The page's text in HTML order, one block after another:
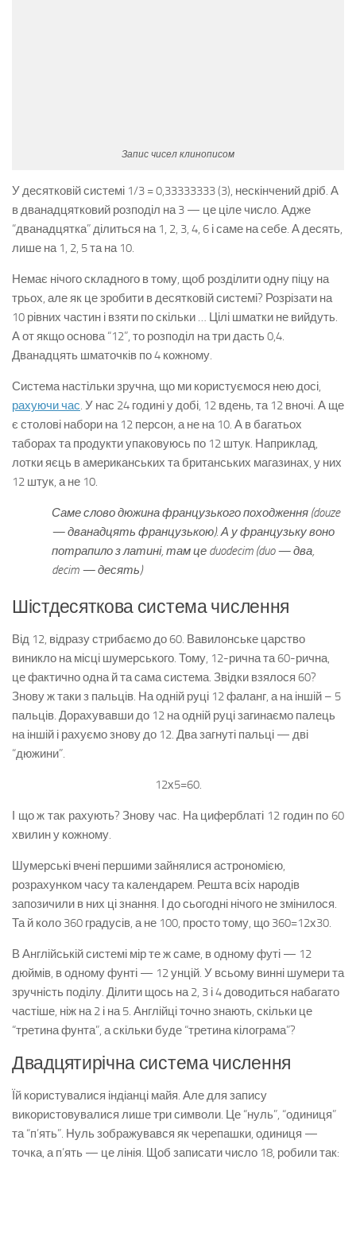
Запис чисел клинописом
У десятковій системі 1/3 = 0,33333333 (3), нескінчений дріб. А
в дванадцятковий розподіл на 3 — це ціле число. Адже
“дванадцятка” ділиться на 1, 2, 3, 4, 6 і саме на себе. А десять,
лише на 1, 2, 5 та на 10.
Немає нічого складного в тому, щоб розділити одну піцу на
трьох, але як це зробити в десятковій системі? Розрізати на
10 рівних частин і взяти по скільки … Цілі шматки не вийдуть.
А от якщо основа “12”, то розподіл на три дасть 0,4.
Дванадцять шматочків по 4 кожному.
Система настільки зручна, що ми користуємося нею досі,
рахуючи час. У нас 24 годині у добі, 12 вдень, та 12 вночі. А ще
є столові набори на 12 персон, а не на 10. А в багатьох
таборах та продукти упаковуюсь по 12 штук. Наприклад,
лотки яєць в американських та британських магазинах, у них
12 штук, а не 10.
Саме слово дюжина французького походження (douze
— дванадцять французькою). А у французьку воно
потрапило з латині, там це duodecim (duo — два,
decim — десять)
Шістдесяткова система числення
Від 12, відразу стрибаємо до 60. Вавилонське царство
виникло на місці шумерського. Тому, 12-рична та 60-рична,
це фактично одна й та сама система. Звідки взялося 60?
Знову ж таки з пальців. На одній руці 12 фаланг, а на іншій – 5
пальців. Дорахувавши до 12 на одній руці загинаємо палець
на іншій і рахуємо знову до 12. Два загнуті пальці — дві
“дюжини”.
12х5=60.
І що ж так рахують? Знову час. На циферблаті 12 годин по 60
хвилин у кожному.
Шумерські вчені першими зайнялися астрономією,
розрахунком часу та календарем. Решта всіх народів
запозичили в них ці знання. І до сьогодні нічого не змінилося.
Та й коло 360 градусів, а не 100, просто тому, що 360=12х30.
В Англійській системі мір те ж саме, в одному футі — 12
дюймів, в одному фунті — 12 унцій. У всьому винні шумери та
зручність поділу. Ділити щось на 2, 3 і 4 доводиться набагато
частіше, ніж на 2 і на 5. Англійці точно знають, скільки це
“третина фунта”, а скільки буде “третина кілограма”?
Двадцятирічна система числення
Їй користувалися індіанці майя. Але для запису
використовувалися лише три символи. Це “нуль”, “одиниця”
та “п’ять”. Нуль зображувався як черепашки, одиниця —
точка, а п’ять — це лінія. Щоб записати число 18, робили так: